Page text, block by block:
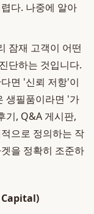
다. 나중에 알아
잠재 고객이 어떤
단하는 것입니다.
면 '신뢰 저항'이
생필품이라면 '가
기, Q&A 게시판,
으로 정의하는 작
을 정확히 조준하
Capital)